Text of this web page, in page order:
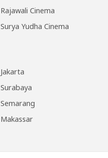
Rajawali Cinema
Surya Yudha Cinema
Jakarta
Surabaya
Semarang
Makassar